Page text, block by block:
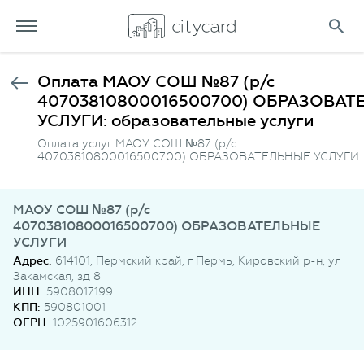
Оплата МАОУ СОШ №87 (р/с
40703810800016500700)
УСЛУГИ: образовательные услуги
Оплата услуг МАОУ СОШ №87 (р/с
40703810800016500700) ОБРАЗОВАТЕЛЬНЫЕ УСЛУГИ
МАОУ СОШ №87 (р/с
40703810800016500700) ОБРАЗОВАТЕЛЬНЫЕ
УСЛУГИ
Адрес: 614101, Пермский край, г Пермь, Кировский р-н, ул
Закамская, зд 8
ИНН: 5908017199
КПП: 590801001
ОГРН: 1025901606312